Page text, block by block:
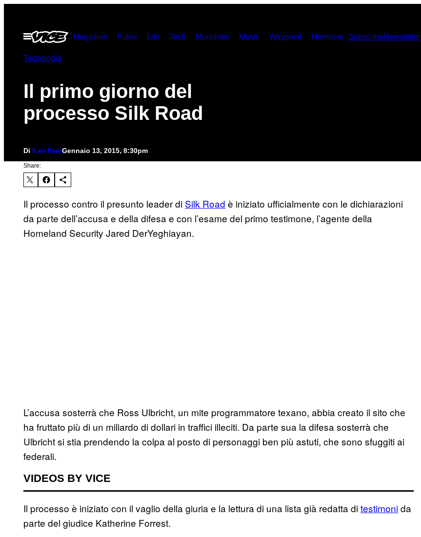
contenuto
Apri
Magazine Pulse Life Tech Munchies Music Waypoint Members SubscribeNewsletter
Tecnología
Il primo giorno del
processo Silk Road
Di Kari PaulGennaio 13, 2015, 8:30pm
Share:
Il processo contro il presunto leader di Silk Road è iniziato ufficialmente con le dichiarazioni
da parte dell’accusa e della difesa e con l’esame del primo testimone, l’agente della
Homeland Security Jared DerYeghiayan.
L’accusa sosterrà che Ross Ulbricht, un mite programmatore texano, abbia creato il sito che
ha fruttato più di un miliardo di dollari in traffici illeciti. Da parte sua la difesa sosterrà che
Ulbricht si stia prendendo la colpa al posto di personaggi ben più astuti, che sono sfuggiti ai
federali.
VIDEOS BY VICE
Il processo è iniziato con il vaglio della giuria e la lettura di una lista già redatta ditestimonida
parte del giudice Katherine Forrest.